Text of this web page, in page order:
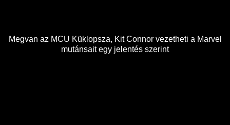
Megvan az MCU Küklopsza, Kit Connor vezetheti a Marvel
mutánsait egy jelentés szerint